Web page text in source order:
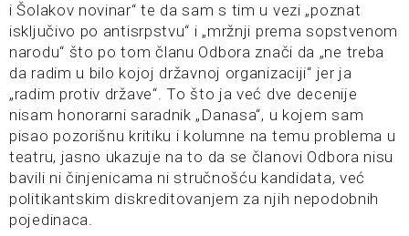
i Šolakov novinar“ te da sam s tim u vezi „poznat
isključivo po antisrpstvu“ i „mržnji prema sopstvenom
narodu“ što po tom članu Odbora znači da „ne treba
da radim u bilo kojoj državnoj organizaciji“ jer ja
„radim protiv države“. To što ja već dve decenije
nisam honorarni saradnik „Danasa“, u kojem sam
pisao pozorišnu kritiku i kolumne na temu problema u
teatru, jasno ukazuje na to da se članovi Odbora nisu
bavili ni činjenicama ni stručnošću kandidata, već
politikantskim diskreditovanjem za njih nepodobnih
pojedinaca.